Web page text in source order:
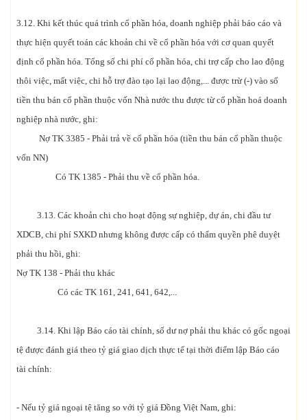
3.12. Khi kết thúc quá trình cổ phần hóa, doanh nghiệp phải báo cáo và
thực hiện quyết toán các khoản chi về cổ phần hóa với cơ quan quyết
định cổ phần hóa. Tổng số chi phí cổ phần hóa, chi trợ cấp cho lao động
thôi việc, mất việc, chi hỗ trợ đào tạo lại lao động,... được trừ (-) vào số
tiền thu bán cổ phần thuộc vốn Nhà nước thu được từ cổ phần hoá doanh
nghiệp nhà nước, ghi:
Nợ TK 3385 - Phải trả về cổ phần hóa (tiền thu bán cổ phần thuộc
vốn NN)
Có TK 1385 - Phải thu về cổ phần hóa.
3.13. Các khoản chi cho hoạt động sự nghiệp, dự án, chi đầu tư
XDCB, chi phí SXKD nhưng không được cấp có thẩm quyền phê duyệt
phải thu hồi, ghi:
Nợ TK 138 - Phải thu khác
Có các TK 161, 241, 641, 642,...
3.14. Khi lập Báo cáo tài chính, số dư nợ phải thu khác có gốc ngoại
tệ được đánh giá theo tỷ giá giao dịch thực tế tại thời điểm lập Báo cáo
tài chính:
- Nếu tỷ giá ngoại tệ tăng so với tỷ giá Đồng Việt Nam, ghi: